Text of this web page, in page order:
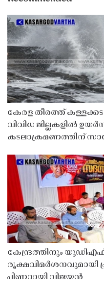
കേരള തീരത്ത്
വിവിധ ജില്ലകളിൽ
കടലാക്രമണത്തിന്
കേന്ദ്രത്തിനും
രൂക്ഷവിമർശനവുമായി
പിണറായി വിജയൻ